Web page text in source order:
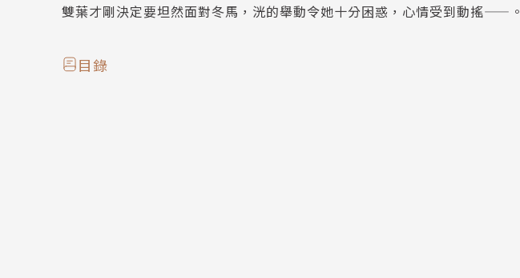
雙葉才剛決定要坦然面對冬馬，洸的舉動令她十分困惑，心情受到動搖——。
目錄